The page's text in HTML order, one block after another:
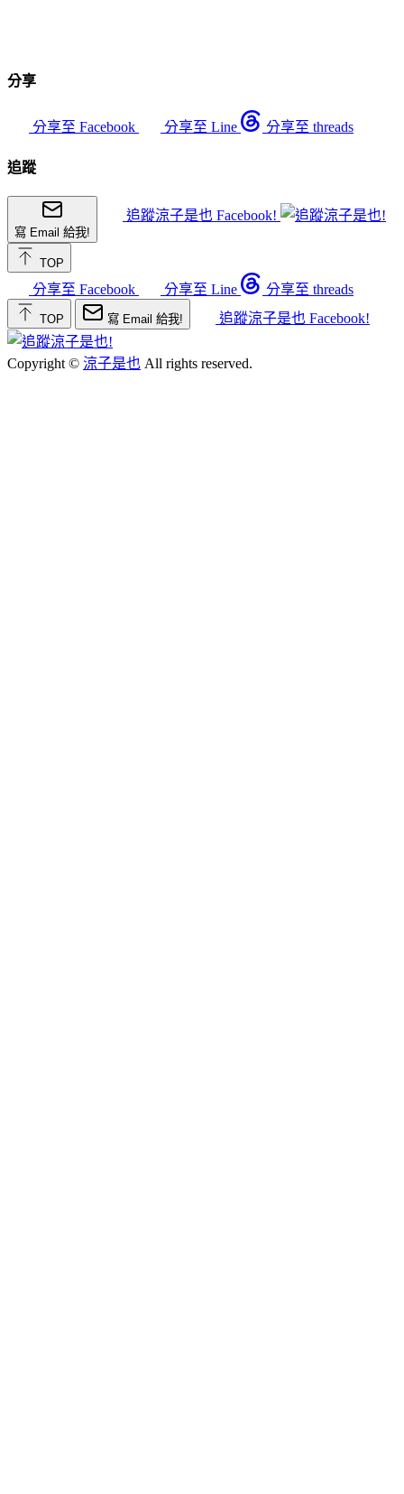
分享
分享至 Facebook 分享至 Line 分享至 threads
追蹤
寫 Email 給我!
追蹤涼子是也 Facebook!
TOP
分享至 Facebook 分享至 Line 分享至 threads
TOP 寫 Email 給我! 追蹤涼子是也 Facebook!
Copyright © 涼子是也 All rights reserved.